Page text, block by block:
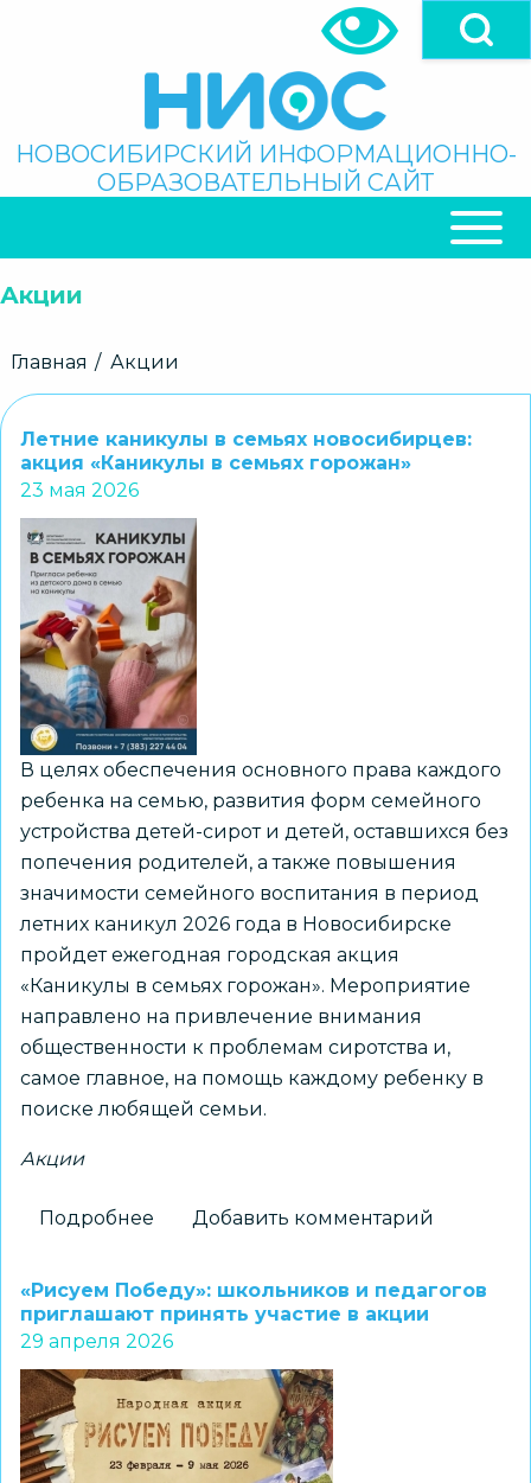
Поиск
НОВОСИБИРСКИЙ ИНФОРМАЦИОННО-
ОБРАЗОВАТЕЛЬНЫЙ САЙТ
НАВИГАЦИЯ
Акции
Строка
Главная Акции
Летние каникулы в семьях новосибирцев:
акция «Каникулы в семьях горожан»
23 мая 2026
В целях обеспечения основного права каждого
ребенка на семью, развития форм семейного
устройства детей-сирот и детей, оставшихся без
попечения родителей, а также повышения
значимости семейного воспитания в период
летних каникул 2026 года в Новосибирске
пройдет ежегодная городская акция
«Каникулы в семьях горожан». Мероприятие
направлено на привлечение внимания
общественности к проблемам сиротства и,
самое главное, на помощь каждому ребенку в
поиске любящей семьи.
Акции
Подробнее
в
семьях
новосибирцев:
акция
«Каникулы
в
Добавить комментарий
«Рисуем Победу»: школьников и педагогов
приглашают принять участие в акции
29 апреля 2026